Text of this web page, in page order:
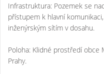
Infrastruktura: Pozemek se
přístupem k hlavní
inženýrským sítím v dosahu.
Poloha: Klidné prostředí
Prahy.